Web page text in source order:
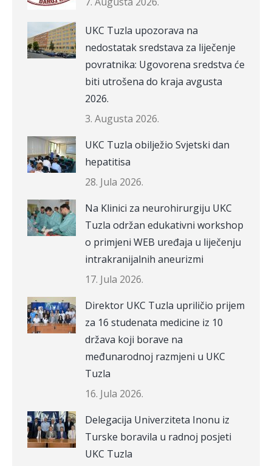
UKC Tuzla upozorava na
nedostatak sredstava za liječenje
povratnika: Ugovorena sredstva će
biti utrošena do kraja avgusta
2026.
3. Augusta 2026.
UKC Tuzla obilježio Svjetski dan
hepatitisa
28. Jula 2026.
Na Klinici za neurohirurgiju UKC
Tuzla održan edukativni workshop
o primjeni WEB uređaja u liječenju
intrakranijalnih aneurizmi
17. Jula 2026.
Direktor UKC Tuzla upriličio prijem
za 16 studenata medicine iz 10
država koji borave na
međunarodnoj razmjeni u UKC
Tuzla
16. Jula 2026.
Delegacija Univerziteta Inonu iz
Turske boravila u radnoj posjeti
UKC Tuzla